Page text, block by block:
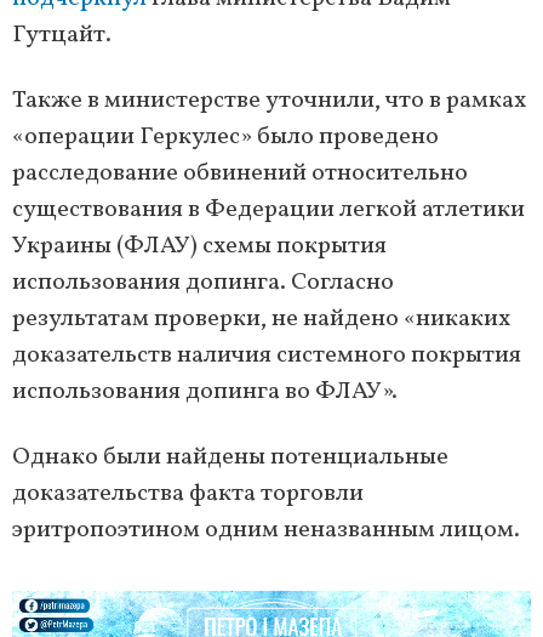
Гутцайт.
Также в министерстве уточнили, что в рамках
«операции Геркулес» было проведено
расследование обвинений относительно
существования в Федерации легкой атлетики
Украины (ФЛАУ) схемы покрытия
использования допинга. Согласно
результатам проверки, не найдено «никаких
доказательств наличия системного покрытия
использования допинга во ФЛАУ».
Однако были найдены потенциальные
доказательства факта торговли
эритропоэтином одним неназванным лицом.